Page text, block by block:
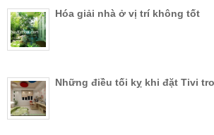
Hóa giải nhà ở vị trí không tốt
Những điều tối kỵ khi đặt Tivi